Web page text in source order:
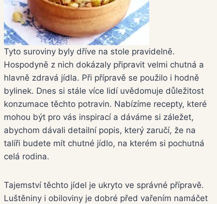
Tyto suroviny byly dříve na stole pravidelně.
Hospodyně z nich dokázaly připravit velmi chutná a
hlavně zdravá jídla. Při přípravě se použilo i hodně
bylinek. Dnes si stále více lidí uvědomuje důležitost
konzumace těchto potravin. Nabízíme recepty, které
mohou být pro vás inspirací a dáváme si záležet,
abychom dávali detailní popis, který zaručí, že na
talíři budete mít chutné jídlo, na kterém si pochutná
celá rodina.
Tajemství těchto jídel je ukryto ve správné přípravě.
Luštěniny i obiloviny je dobré před vařením namáčet